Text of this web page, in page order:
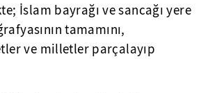
İslam bayrağı ve sancağı yere
tamamını,
ve milletler parçalayıp